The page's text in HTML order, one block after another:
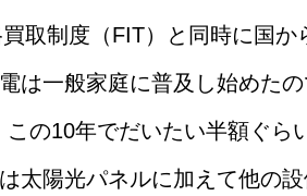
取制度（FIT）と同時に国か
は一般家庭に普及し始めた
の10年でだいたい半額ぐら
太陽光パネルに加えて他の